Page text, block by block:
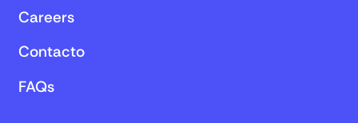
Careers
Contacto
FAQs